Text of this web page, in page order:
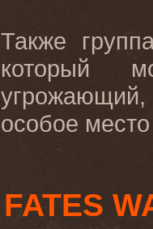
Также
который
угрожающий,
особое
FATES